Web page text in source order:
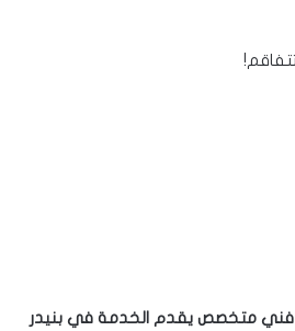
متخصص يقدم الخدمة في بنيدر